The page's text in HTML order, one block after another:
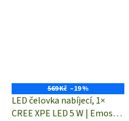
569 Kč –19 %
LED čelovka nabíjecí, 1×
CREE XPE LED 5 W | Emos